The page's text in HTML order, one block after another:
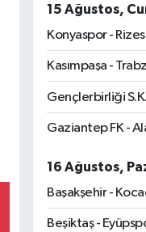
15 Ağustos,
Konyaspor -
Kasımpaşa -
Gençlerbirliği
Gaziantep FK -
16 Ağustos,
Başakşehir -
Beşiktaş -